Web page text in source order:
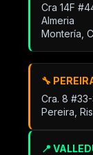
Cra 14F
Almeria
Montería,
📍
🔧
Cra. 8
Pereira,